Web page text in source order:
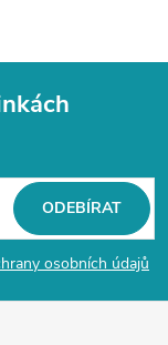
osobních údajů
ODEBÍRAT